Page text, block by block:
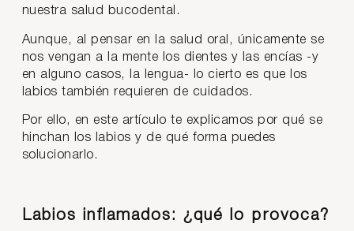
nuestra salud bucodental.
Aunque, al pensar en la salud oral, únicamente se
nos vengan a la mente los dientes y las encías -y
en alguno casos, la lengua- lo cierto es que los
labios también requieren de cuidados.
Por ello, en este artículo te explicamos por qué se
hinchan los labios y de qué forma puedes
solucionarlo.
Labios inflamados: ¿qué lo provoca?